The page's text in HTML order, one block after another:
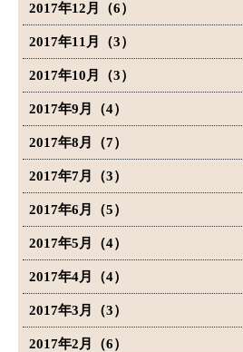
2017年12月（6）
2017年11月（3）
2017年10月（3）
2017年9月（4）
2017年8月（7）
2017年7月（3）
2017年6月（5）
2017年5月（4）
2017年4月（4）
2017年3月（3）
2017年2月（6）